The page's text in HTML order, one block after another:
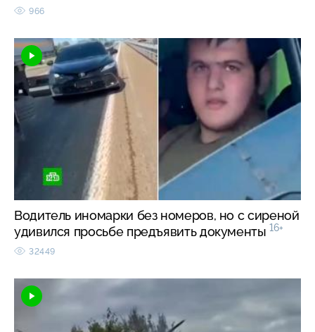
966
Водитель иномарки без номеров, но с сиреной
удивился просьбе предъявить документы 16+
32449